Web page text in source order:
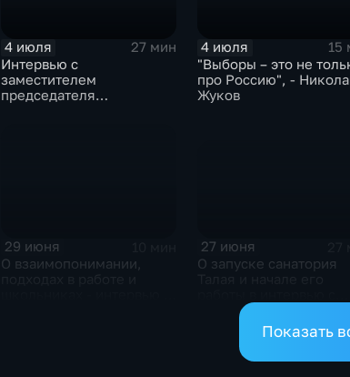
4 июля
27 мин
Интервью с
заместителем
председателя
4 июля
15
"Выборы – это не
про Россию", -
Жуков
29 июня
О взаимопонимании,
27 июня
О запуске санатория
Александром
Показать